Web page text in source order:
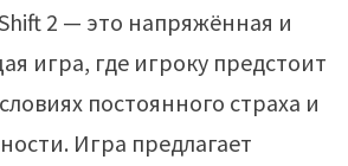
2 — это напряжённая и
игра, где игроку предстоит
постоянного страха и
Игра предлагает